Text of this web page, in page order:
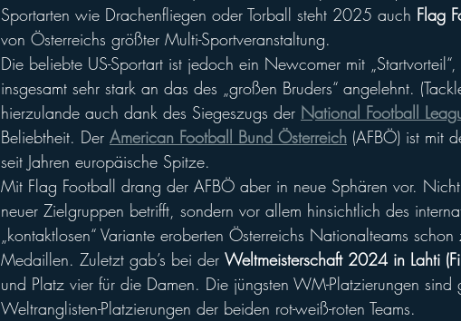
Sportarten wie Drachenfliegen oder Torball steht 2025 auch Flag
von Österreichs größter Multi-Sportveranstaltung.
Die beliebte US-Sportart ist jedoch ein Newcomer mit
insgesamt sehr stark an das des „großen Bruders“ angelehnt.
hierzulande auch dank des Siegeszugs der National Football
Beliebtheit. Der American Football Bund Österreich (AFBÖ) ist mit
seit Jahren europäische Spitze.
Mit Flag Football drang der AFBÖ aber in neue Sphären vor.
neuer Zielgruppen betrifft, sondern vor allem hinsichtlich des
„kontaktlosen“ Variante eroberten Österreichs Nationalteams
Medaillen. Zuletzt gab’s bei der Weltmeisterschaft 2024 in Lahti
und Platz vier für die Damen. Die jüngsten WM-Platzierungen
Weltranglisten-Platzierungen der beiden rot-weiß-roten Teams.